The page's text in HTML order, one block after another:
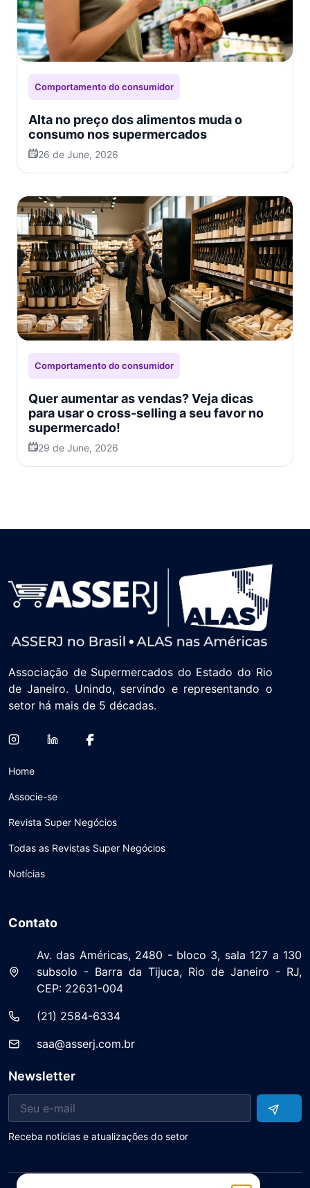
Comportamento do consumidor
Alta no preço dos alimentos muda o
consumo nos supermercados
26 de June, 2026
Comportamento do consumidor
Quer aumentar as vendas? Veja dicas
para usar o cross-selling a seu favor no
supermercado!
29 de June, 2026
Associação de Supermercados do Estado do Rio
de Janeiro. Unindo, servindo e representando o
setor há mais de 5 décadas.
Home
Associe-se
Revista Super Negócios
Todas as Revistas Super Negócios
Notícias
Contato
Av. das Américas, 2480 - bloco 3, sala 127 a 130
subsolo - Barra da Tijuca, Rio de Janeiro - RJ,
CEP: 22631-004
(21) 2584-6334
saa@asserj.com.br
Newsletter
Receba notícias e atualizações do setor